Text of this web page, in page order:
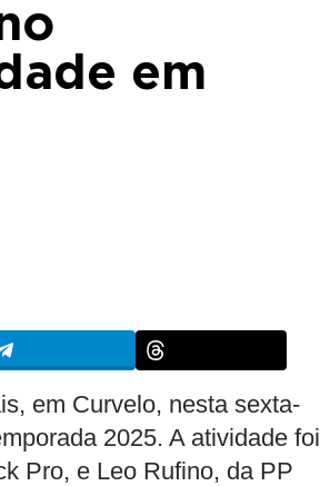
em
em Curvelo, nesta sexta-
2025. A atividade foi
Pro, e Leo Rufino, da PP